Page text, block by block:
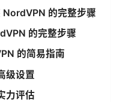
的完整步骤
的完整步骤
的简易指南
级设置
力评估